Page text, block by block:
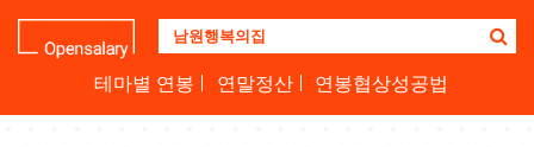
업
명
테마별 연봉 연말정산 연봉협상성공법